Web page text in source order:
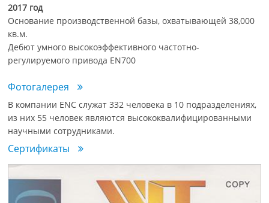
2017 год
Основание производственной базы, охватывающей 38,000
кв.м.
Дебют умного высокоэффективного частотно-
регулируемого привода EN700
Фотогалерея
В компании ENC служат 332 человека в 10 подразделениях,
из них 55 человек являются высококвалифицированными
научными сотрудниками.
Сертификаты